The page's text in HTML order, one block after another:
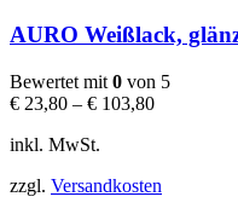
mehrere
Varianten
auf.
Die
AURO Weißlack,
Bewertet mit 0 von 5
€ 23,80 – € 103,80
inkl. MwSt.
zzgl. Versandkosten